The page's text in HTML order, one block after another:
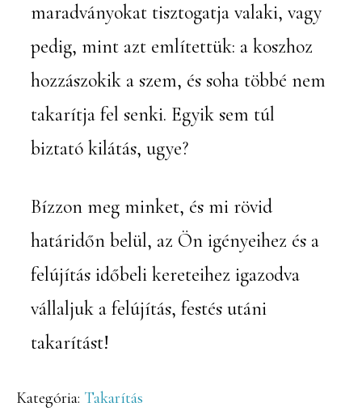
maradványokat tisztogatja valaki, vagy
pedig, mint azt említettük: a koszhoz
hozzászokik a szem, és soha többé nem
takarítja fel senki. Egyik sem túl
biztató kilátás, ugye?
Bízzon meg minket, és mi rövid
határidőn belül, az Ön igényeihez és a
felújítás időbeli kereteihez igazodva
vállaljuk a felújítás, festés utáni
takarítást!
Kategória: Takarítás